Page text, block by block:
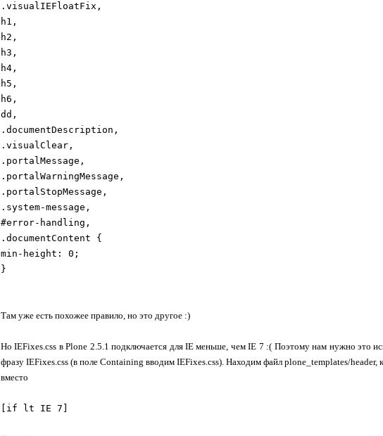
.visualIEFloatFix,
h1,
h2,
h3,
h4,
h5,
h6,
dd,
.documentDescription,
.visualClear,
.portalMessage,
.portalWarningMessage,
.portalStopMessage,
.system-message,
#error-handling,
.documentContent {
min-height: 0;
}
Там уже есть похожее правило, но это другое :)
Но IEFixes.css в Plone 2.5.1 подключается для IE меньше, чем IE 7 :( Поэтому нам нужно это
фразу IEFixes.css (в поле Containing вводим IEFixes.css). Находим файл plone_templates/header,
вместо
[if lt IE 7]